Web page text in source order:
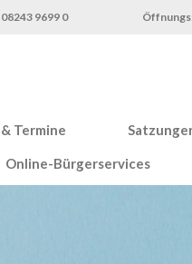
9699 0
Termine
Online-Bürgerservices